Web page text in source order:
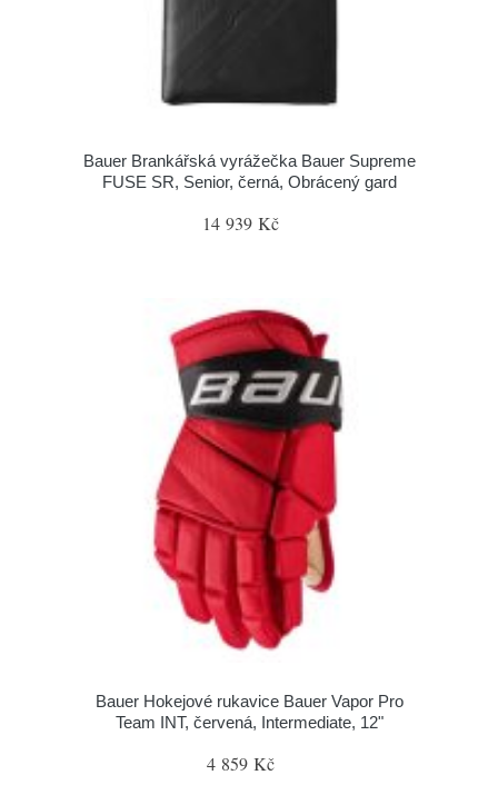
Bauer Brankářská vyrážečka Bauer Supreme
FUSE SR, Senior, černá, Obrácený gard
14 939 Kč
Bauer Hokejové rukavice Bauer Vapor Pro
Team INT, červená, Intermediate, 12"
4 859 Kč